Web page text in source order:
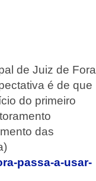
de Juiz de Fora
é de que
do primeiro
das
passa-a-usar-